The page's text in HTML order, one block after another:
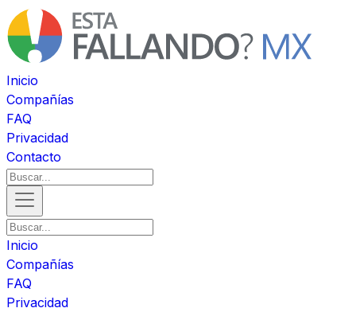
Inicio
Compañías
FAQ
Privacidad
Contacto
Inicio
Compañías
FAQ
Privacidad